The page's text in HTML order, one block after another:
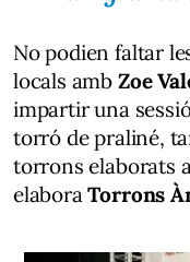
No podien faltar
locals amb Zoe
impartir una
torró de praliné,
torrons elaborats
elaboraTorrons